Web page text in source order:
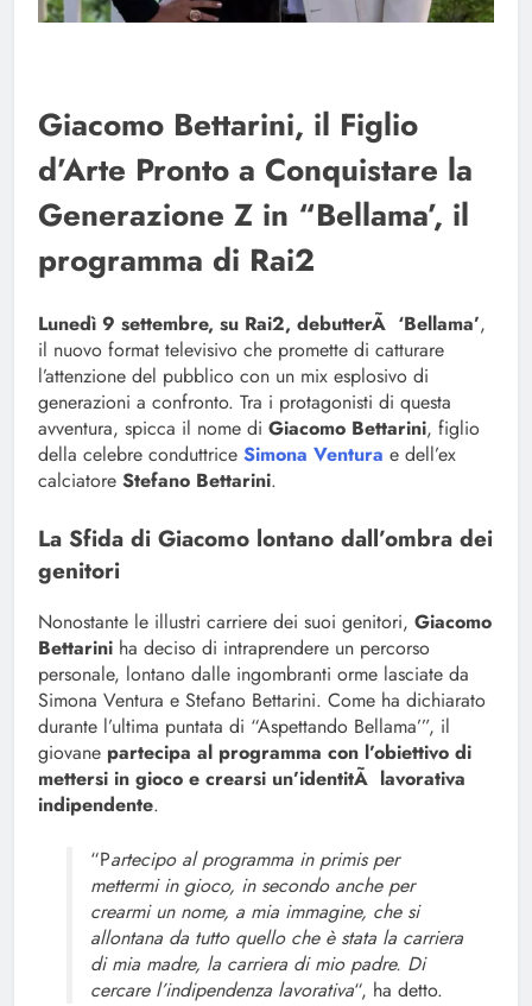
Giacomo Bettarini, il Figlio
d’Arte Pronto a Conquistare la
Generazione Z in “Bellama’, il
programma di Rai2
Lunedì 9 settembre, su Rai2, debutterÃ ‘Bellama’,
il nuovo format televisivo che promette di catturare
l’attenzione del pubblico con un mix esplosivo di
generazioni a confronto. Tra i protagonisti di questa
avventura, spicca il nome di Giacomo Bettarini, figlio
della celebre conduttrice Simona Ventura e dell’ex
calciatore Stefano Bettarini.
La Sfida di Giacomo lontano dall’ombra dei
genitori
Nonostante le illustri carriere dei suoi genitori, Giacomo
Bettarini ha deciso di intraprendere un percorso
personale, lontano dalle ingombranti orme lasciate da
Simona Ventura e Stefano Bettarini. Come ha dichiarato
durante l’ultima puntata di “Aspettando Bellama’”, il
giovane partecipa al programma con l’obiettivo di
mettersi in gioco e crearsi un’identitÃ lavorativa
indipendente.
“Partecipo al programma in primis per
mettermi in gioco, in secondo anche per
crearmi un nome, a mia immagine, che si
allontana da tutto quello che è stata la carriera
di mia madre, la carriera di mio padre. Di
cercare l’indipendenza lavorativa“, ha detto.